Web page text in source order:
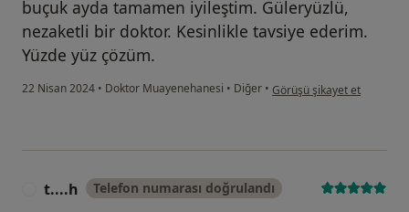
buçuk ayda tamamen iyileştim. Güleryüzlü,
nezaketli bir doktor. Kesinlikle tavsiye ederim.
Yüzde yüz çözüm.
22 Nisan 2024 • Doktor Muayenehanesi • Diğer • kullanıcının görüşüne göre
Görüşü şikayet et
t....h Telefon numarası doğrulandı